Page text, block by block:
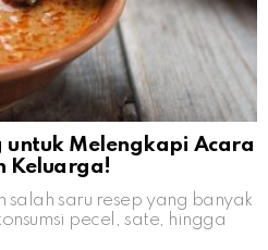
untuk Melengkapi Acara
Keluarga!
salah saru resep yang banyak
pecel, sate, hingga